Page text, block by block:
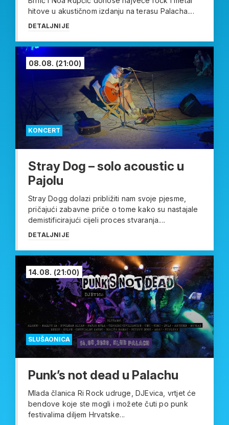
hitove u akustičnom izdanju na terasu Palacha....
DETALJNIJE
KONCERT
08.08. (21:00)
Stray Dog – solo acoustic u
Pajolu
Stray Dogg dolazi približiti nam svoje pjesme,
pričajući zabavne priče o tome kako su nastajale
demistificirajući cijeli proces stvaranja....
DETALJNIJE
SLUŠAONICA
14.08. (21:00)
Punk’s not dead u Palachu
Mlada članica Ri Rock udruge, DJEvica, vrtjet će
bendove koje ste mogli i možete čuti po punk
festivalima diljem Hrvatske...